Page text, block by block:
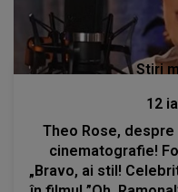
Stiri
12
Theo Rose,
cinematografie!
„Bravo, ai stil!